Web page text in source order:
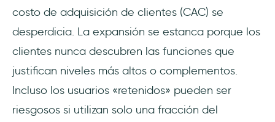
costo de adquisición de clientes (CAC) se
desperdicia. La expansión se estanca porque los
clientes nunca descubren las funciones que
justifican niveles más altos o complementos.
Incluso los usuarios «retenidos» pueden ser
riesgosos si utilizan solo una fracción del